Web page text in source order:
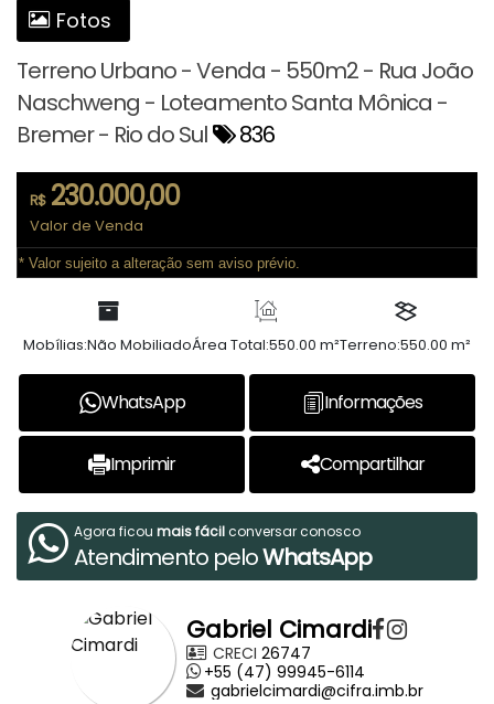
Fotos
Terreno Urbano - Venda - 550m2 - Rua João
Naschweng - Loteamento Santa Mônica -
Bremer - Rio do Sul
836
R$230.000,00
Valor de Venda
* Valor sujeito a alteração sem aviso prévio.
Mobílias:Não MobiliadoÁrea Total:550.00 m²Terreno:550.00 m²
WhatsApp Informações
Imprimir Compartilhar
Agora ficou mais fácilconversar conosco
Atendimento peloWhatsApp
Gabriel Cimardi
CRECI 26747
+55 (47) 99945-6114
gabrielcimardi@cifra.imb.br